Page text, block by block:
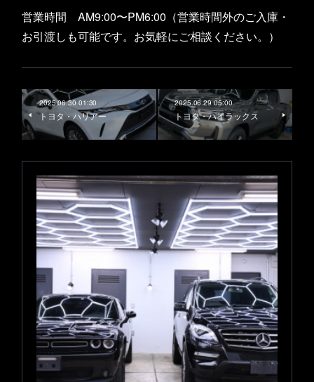
営業時間 AM9:00〜PM6:00（営業時間外のご入庫・
お引渡しも可能です。お気軽にご相談ください。）
2025.06.30 01:30
トヨタ・ハリアー
2025.06.29 05:00
トヨタ・ハイラックス